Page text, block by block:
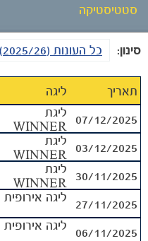
סטטיסטיקה
סטטיסטיקה
אודות
גלריה
סינון: כל העונות (2025/26)
תאריך ליגה
07/12/2025
ליגת
WINNER
03/12/2025
ליגת
WINNER
30/11/2025
ליגת
WINNER
27/11/2025
ליגה אירופית
06/11/2025
ליגה אירופית